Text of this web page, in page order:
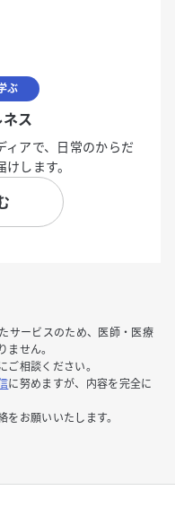
ぶ
ス
ィアで、日常のからだ
します。
サービスのため、医師・医療
せん。
ご相談ください。
に努めますが、内容を完全に
をお願いいたします。